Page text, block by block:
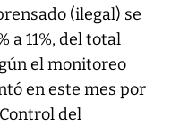
(ilegal) se
a 11%, del total
el monitoreo
en este mes por
del